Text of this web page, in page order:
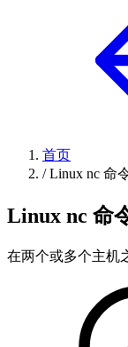
首页
/ Linux nc 命
Linux nc 命
在两个或多个主机